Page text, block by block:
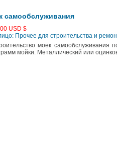
самообслуживания
USD $
Прочее для строительства и
моек
мойки. Металлический или